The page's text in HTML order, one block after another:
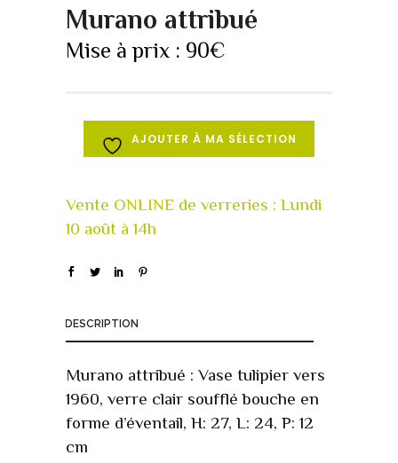
Murano attribué
Mise à prix : 90€
AJOUTER À MA SÉLECTION
DESCRIPTION
Murano attribué : Vase tulipier vers
1960, verre clair soufflé bouche en
forme d’éventail, H: 27, L: 24, P: 12
cm